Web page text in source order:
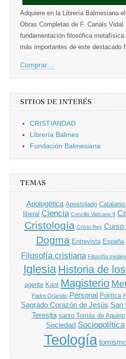
Adquiere en la Librería Balmesiana
Obras Completas de F. Canals
fundamentación filosófica
más importantes de este destacado
Comprar....
SITIOS DE INTERÉS
CRISTIANDAD
Librería Balmes
Fundación Balmesiana
TEMAS
Apologética Apostolado
liberal Ciencia Concilio Vaticano II
Cristología Cristo Rey Curso
Dogma Entrevista España
Filosofía cristiana Filosofía
Iglesia Historia de
agente Kant Magisterio
Padre Orlandis Personal Política
Sagrado Corazón de Jesús San
Teresita santo Tomás de Aquino
Sociedad Sociopolítica
Teología